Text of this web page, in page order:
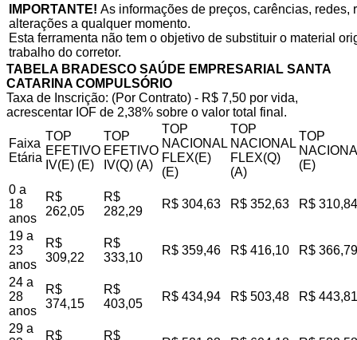
IMPORTANTE! As informações de preços, carências,
alterações a qualquer momento.
Esta ferramenta não tem o objetivo de substituir o material
trabalho do corretor.
TABELA BRADESCO SAÚDE EMPRESARIAL SANTA
CATARINA COMPULSÓRIO
Taxa de Inscrição: (Por Contrato) - R$ 7,50 por vida,
acrescentar IOF de 2,38% sobre o valor total final.
Faixa
Etária
TOP
EFETIVO
IV(E) (E)
TOP
EFETIVO
IV(Q) (A)
TOP
NACIONAL
FLEX(E)
(E)
TOP
NACIONAL
FLEX(Q)
(A)
TOP
(E)
0 a
18
anos
R$
262,05
R$
282,29
R$ 304,63 R$ 352,63 R$ 310,84
19 a
23
anos
R$
309,22
R$
333,10
R$ 359,46 R$ 416,10 R$ 366,79
24 a
28
anos
R$
374,15
R$
403,05
R$ 434,94 R$ 503,48 R$ 443,81
29 a
R$ R$